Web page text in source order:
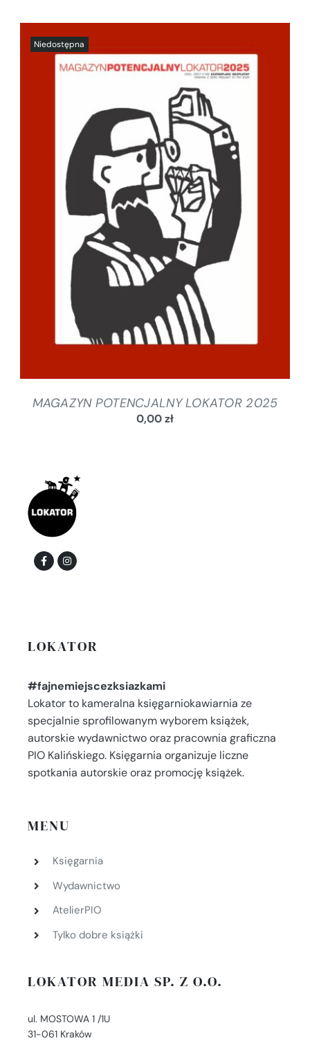
SZCZEGÓŁY
MAGAZYN POTENCJALNY LOKATOR 2025
0,00zł
LOKATOR
#fajnemiejscezksiazkami
Lokator to kameralna księgarniokawiarnia ze
specjalnie sprofilowanym wyborem książek,
autorskie wydawnictwo oraz pracownia graficzna
PIO Kalińskiego. Księgarnia organizuje liczne
spotkania autorskie oraz promocję książek.
MENU
Księgarnia
Wydawnictwo
AtelierPIO
Tylko dobre książki
LOKATOR MEDIA SP. Z O.O.
ul. MOSTOWA 1 /1U
31-061 Kraków